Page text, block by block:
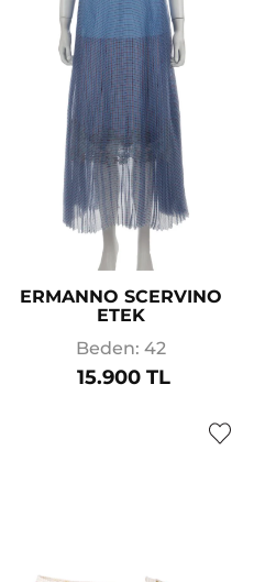
ERMANNO SCERVINO
ETEK
Beden: 42
15.900 TL